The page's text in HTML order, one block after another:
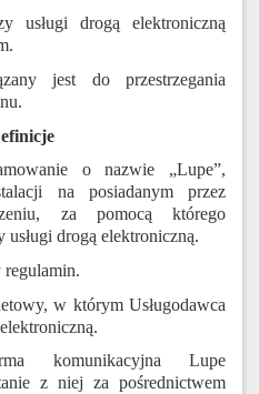
usługi drogą elektroniczną
jest do przestrzegania
o nazwie „Lupe”,
na posiadanym przez
za pomocą którego
usługi drogą elektroniczną.
w którym Usługodawca
komunikacyjna Lupe
z niej za pośrednictwem